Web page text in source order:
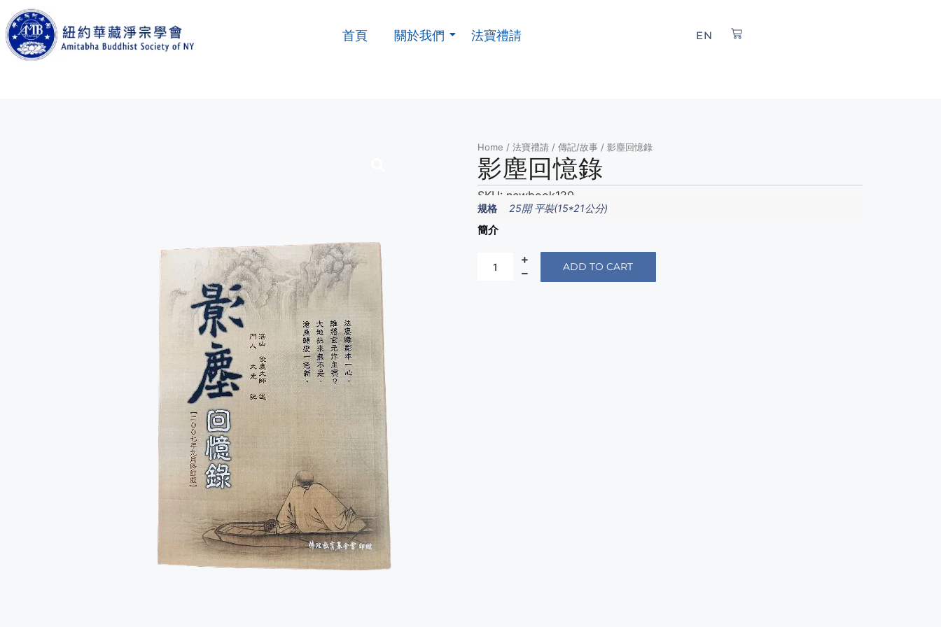
首頁 關於我們 法寶禮請 EN
Home / 法寶禮請 / 傳記/故事 / 影塵回憶錄
影塵回憶錄
SKU: newbook120
规格 25開 平裝(15*21公分)
簡介
ADD TO CART